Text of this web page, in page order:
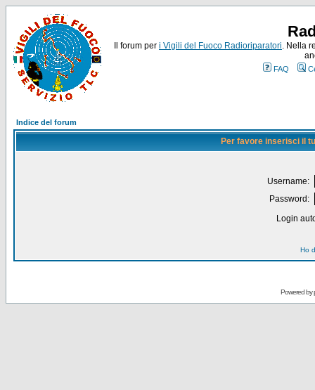
Il forum per i Vigili del Fuoco Radioriparatori. Nella
FAQ
Indice del forum
Per favore inserisci il
Username:
Password:
Login
Ho
Powered by